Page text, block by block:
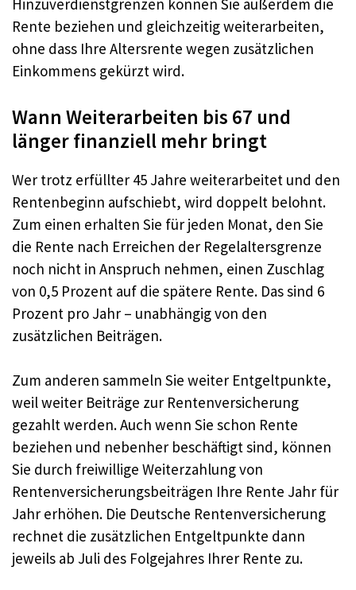
Hinzuverdienstgrenzen können Sie außerdem die
Rente beziehen und gleichzeitig weiterarbeiten,
ohne dass Ihre Altersrente wegen zusätzlichen
Einkommens gekürzt wird.
Wann Weiterarbeiten bis 67 und
länger finanziell mehr bringt
Wer trotz erfüllter 45 Jahre weiterarbeitet und den
Rentenbeginn aufschiebt, wird doppelt belohnt.
Zum einen erhalten Sie für jeden Monat, den Sie
die Rente nach Erreichen der Regelaltersgrenze
noch nicht in Anspruch nehmen, einen Zuschlag
von 0,5 Prozent auf die spätere Rente. Das sind 6
Prozent pro Jahr – unabhängig von den
zusätzlichen Beiträgen.
Zum anderen sammeln Sie weiter Entgeltpunkte,
weil weiter Beiträge zur Rentenversicherung
gezahlt werden. Auch wenn Sie schon Rente
beziehen und nebenher beschäftigt sind, können
Sie durch freiwillige Weiterzahlung von
Rentenversicherungsbeiträgen Ihre Rente Jahr für
Jahr erhöhen. Die Deutsche Rentenversicherung
rechnet die zusätzlichen Entgeltpunkte dann
jeweils ab Juli des Folgejahres Ihrer Rente zu.